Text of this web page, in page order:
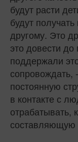
будут расти
будут
другому. Это
это довести
поддержали
сопровождать,
постоянную
в контакте с
отрабатывать,
составляющую